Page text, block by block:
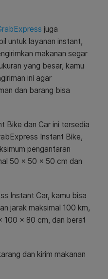
juga
untuk layanan instant,
makanan segar
yang besar, kamu
ini agar
dan barang bisa
Bike dan Car ini tersedia
Instant Bike,
pengantaran
50 x 50 x 50 cm dan
Instant Car, kamu bisa
jarak maksimal 100 km,
100 x 80 cm, dan berat
dan kirim makanan